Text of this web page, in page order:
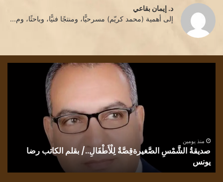
د. إيمان بقاعي
إلى أهمية (محمد كريّم) مسرحيًّا، ومنتجًا فنيًّا، وباحثًا، وم...
يونسمنذ يومين
صديقةُ الشَّمْسِ الصَّغيرةقِصَّةٌ لِلْأَطْفَالِ../ بقلم الكاتب رضا
يونس